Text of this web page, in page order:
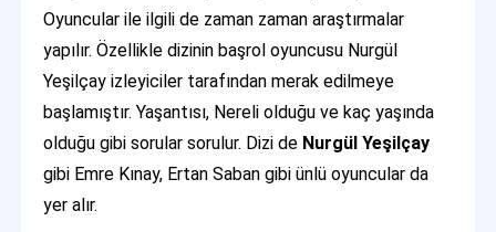
Oyuncular ile ilgili de zaman zaman araştırmalar
yapılır. Özellikle dizinin başrol oyuncusu Nurgül
Yeşilçay izleyiciler tarafından merak edilmeye
başlamıştır. Yaşantısı, Nereli olduğu ve kaç yaşında
olduğu gibi sorular sorulur. Dizi de Nurgül Yeşilçay
gibi Emre Kınay, Ertan Saban gibi ünlü oyuncular da
yer alır.